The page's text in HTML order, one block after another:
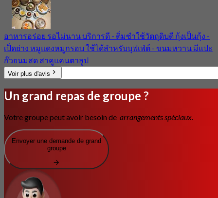
อาหารอร่อย รอไม่นาน บริการดี - ติ่มซำใช้วัตถุดิบดี กุ้งเป็นกุ้ง -
เป็ดย่าง หมูแดงหมูกรอบ ใช้ได้สำหรับบุฟเฟ่ต์ - ขนมหวาน มีแปะ
ก๊วยนมสด สาคูแคนตาลูป
Voir plus d'avis
Un grand repas de groupe ?
Votre groupe peut avoir besoin de arrangements spéciaux.
Envoyer une demande de grand
groupe